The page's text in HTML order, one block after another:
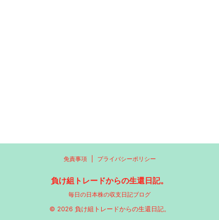
免責事項 プライバシーポリシー
負け組トレードからの生還日記。
毎日の日本株の収支日記ブログ
© 2026 負け組トレードからの生還日記。